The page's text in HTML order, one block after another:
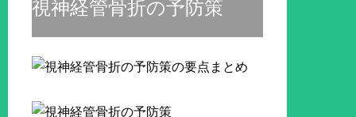
視神経管骨折の予防策